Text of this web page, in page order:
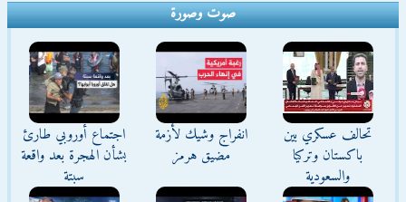
صوت وصورة
تحالف عسكري بين
باكستان وتركيا
والسعودية
انفراج وشيك لأزمة
مضيق هرمز
اجتماع أوروبي طارئ
بشأن الهجرة بعد واقعة
سبتة